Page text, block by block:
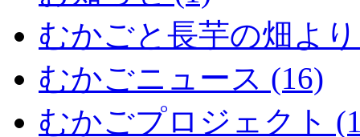
むかごと長芋の畑よ
むかごニュース (16)
むかごプロジェクト